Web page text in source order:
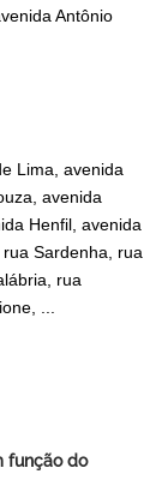
Antônio
Lima, avenida
avenida
Henfil, avenida
Sardenha, rua
rua
...
função do